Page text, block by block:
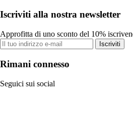
Iscriviti alla nostra newsletter
Approfitta di uno sconto del 10%
Iscriviti
Rimani connesso
Seguici sui social